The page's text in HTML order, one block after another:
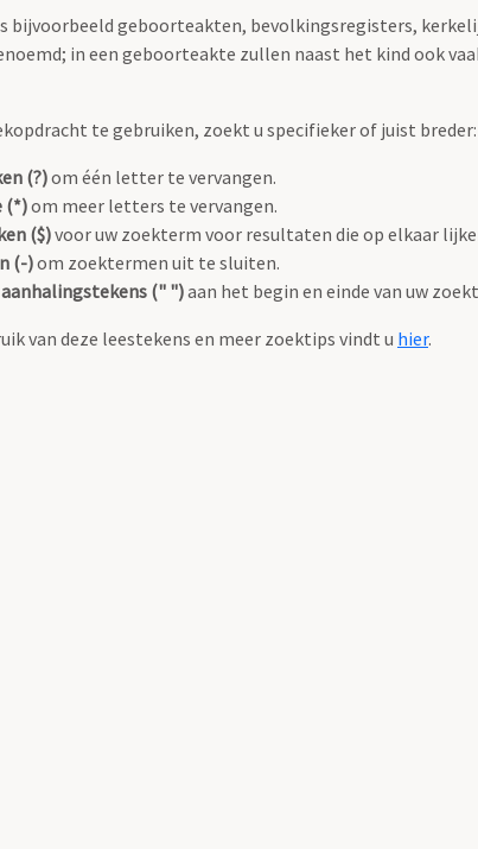
bijvoorbeeld geboorteakten, bevolkingsregisters,
in een geboorteakte zullen naast het kind ook
te gebruiken, zoekt u specifieker of juist breder:
(?)om één letter te vervangen.
(*)om meer letters te vervangen.
($)voor uw zoekterm voor resultaten die op elkaar
(-)om zoektermen uit te sluiten.
(" ")aan het begin en einde van uw
van deze leestekens en meer zoektips vindt u hier.